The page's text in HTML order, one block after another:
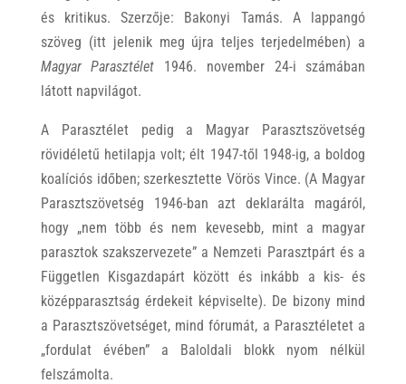
és kritikus. Szerzője: Bakonyi Tamás. A lappangó
szöveg (itt jelenik meg újra teljes terjedelmében) a
Magyar Parasztélet 1946. november 24-i számában
látott napvilágot.
A Parasztélet pedig a Magyar Parasztszövetség
rövidéletű hetilapja volt; élt 1947-től 1948-ig, a boldog
koalíciós időben; szerkesztette Vörös Vince. (A Magyar
Parasztszövetség 1946-ban azt deklarálta magáról,
hogy „nem több és nem kevesebb, mint a magyar
parasztok szakszervezete” a Nemzeti Parasztpárt és a
Független Kisgazdapárt között és inkább a kis- és
középparasztság érdekeit képviselte). De bizony mind
a Parasztszövetséget, mind fórumát, a Parasztéletet a
„fordulat évében” a Baloldali blokk nyom nélkül
felszámolta.